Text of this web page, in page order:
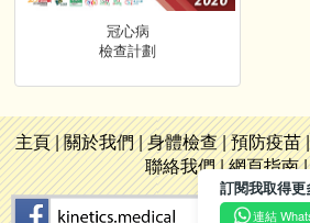
冠心病
檢查計劃
主頁|關於我們|身體檢查|預防疫苗
聯絡我們|網頁指南
訂閱我取得
連結